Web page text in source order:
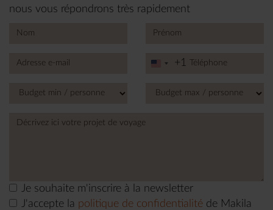
nous vous répondrons très rapidement
United
+1
+1
Je souhaite m'inscrire à la newsletter
J'accepte la politique de confidentialité de Makila